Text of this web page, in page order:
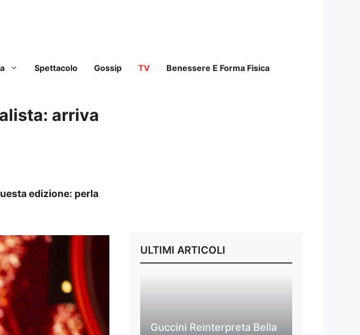
Spettacolo Gossip TV Benessere E Forma Fisica
arriva
edizione: perla
ULTIMI ARTICOLI
Guccini Reinterpreta Bella